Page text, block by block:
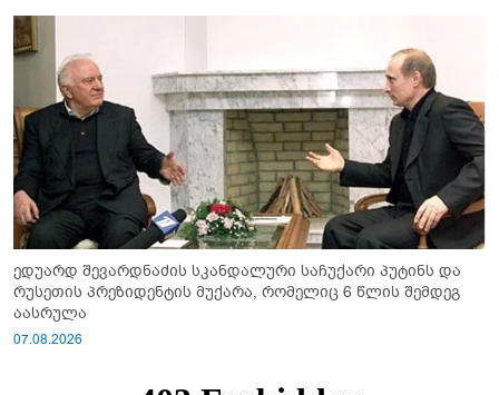
ედუარდ შევარდნაძის სკანდალური საჩუქარი პუტინს და
რუსეთის პრეზიდენტის მუქარა, რომელიც 6 წლის შემდეგ
აასრულა
07.08.2026